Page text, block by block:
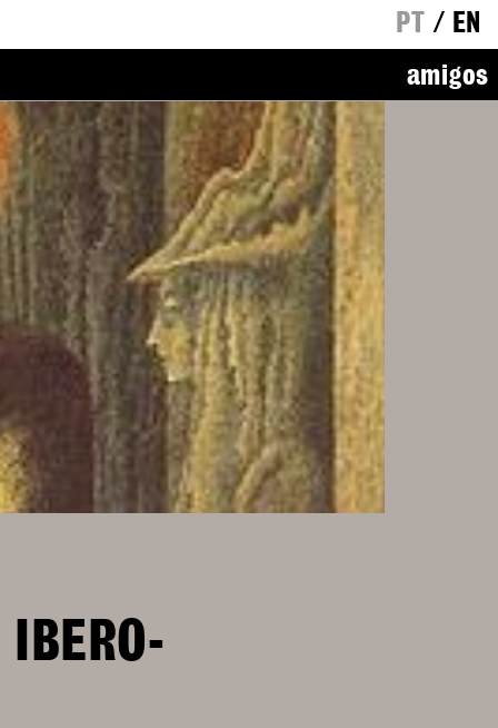
PT / EN
amigos
IBERO-